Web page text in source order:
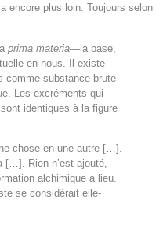
encore plus loin. Toujours selon
prima materia— la base,
en nous. Il existe
comme substance brute
Les excréments qui
identiques à la figure
chose en une autre […].
[…]. Rien n’est ajouté,
alchimique a lieu.
se considérait elle-